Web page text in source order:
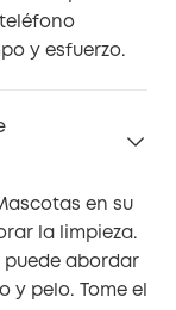
y esfuerzo.
en su
la limpieza.
abordar
y pelo. Tome el